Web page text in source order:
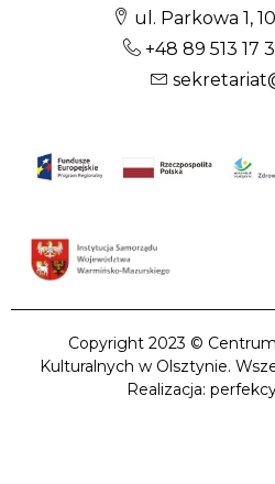
ul. Parkowa 1,
+48 89 513 17
Copyright 2023 ©
Kulturalnych w Olsztynie.
Realizacja: